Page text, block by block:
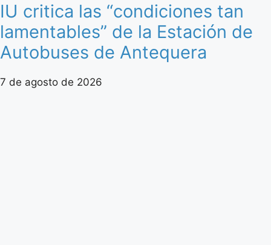
IU critica las “condiciones tan
lamentables” de la Estación de
Autobuses de Antequera
7 de agosto de 2026